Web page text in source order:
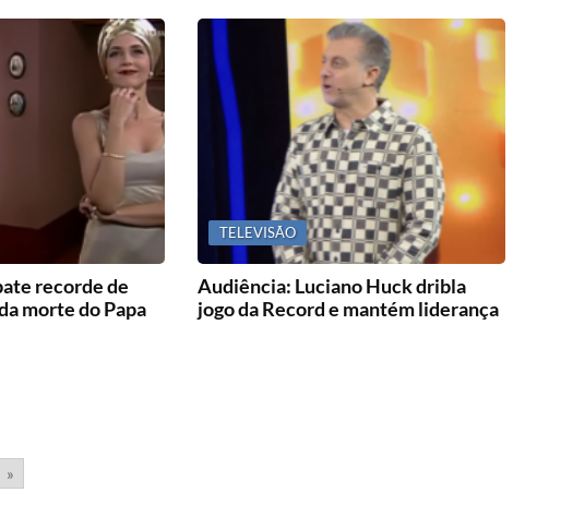
recorde de
morte do Papa
TELEVISÃO
Audiência: Luciano Huck dribla
jogo da Record e mantém liderança
»